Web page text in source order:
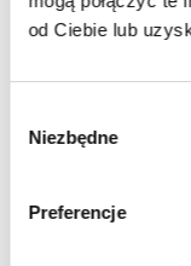
od Ciebie lub
zgody
Niezbędne
Preferencje